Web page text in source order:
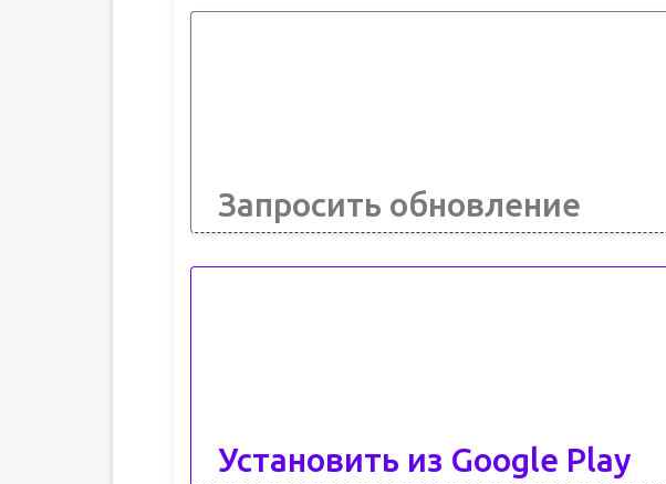
Запросить обновление
Установить из Google Play